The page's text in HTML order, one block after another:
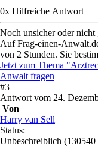
0x Hilfreiche Antwort
Noch unsicher oder nicht
Auf Frag-einen-
von 2 Stunden. Sie
Jetzt zum Thema
Anwalt fragen
#3
Antwort vom 24.
Von
Harry van Sell
Status:
Unbeschreiblich